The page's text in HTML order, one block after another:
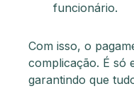
funcionário.
Com isso, o
complicação. É só
garantindo que